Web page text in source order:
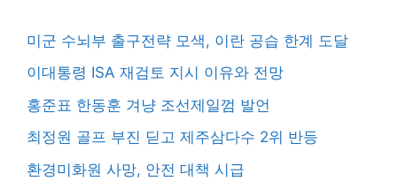
미군 수뇌부 출구전략 모색, 이란 공습 한계 도달
이대통령 ISA 재검토 지시 이유와 전망
홍준표 한동훈 겨냥 조선제일껌 발언
최정원 골프 부진 딛고 제주삼다수 2위 반등
환경미화원 사망, 안전 대책 시급